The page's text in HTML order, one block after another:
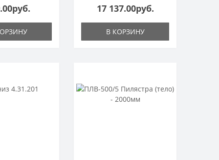
17 137.00руб.
В КОРЗИНУ